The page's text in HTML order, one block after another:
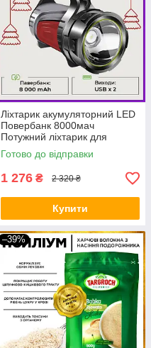
Ліхтарик акумуляторний LED
Повербанк 8000мач
Потужний ліхтарик для
освітлення будинку BIO
Готово до відправки
1 276 ₴ 2 320 ₴
Купити
–39%